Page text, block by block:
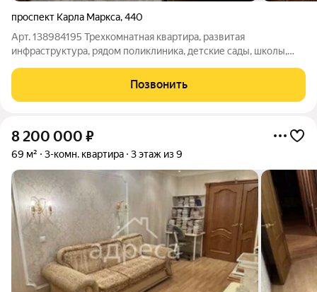
проспект Карла Маркса,440
Арт. 138984195 Трехкомнатная квартира, развитая
инфраструктура, рядом поликлиника, детские сады, школы,
есть подвальное помещение 3,5 кв м, чистый подъезд,
хорошие соседи, детская площадка.
Позвонить
8 200 000 ₽
69 м² 3-комн. квартира 3 этаж из 9